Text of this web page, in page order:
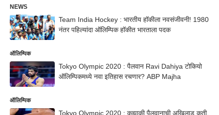
NEWS
Team India Hockey : भारतीय हॉकीला नवसंजीवनी! 1980
नंतर पहिल्यांदा ऑलिम्पिक हॉकीत भारताला पदक
ऑलिम्पिक
Tokyo Olympic 2020 : पैलवान Ravi Dahiya टोकियो
ऑलिम्पिकमध्ये नवा इतिहास रचणार? ABP Majha
ऑलिम्पिक
Tokyo Olympic 2020 : कझाकी पैलवानाची अखिलाडू कृती,